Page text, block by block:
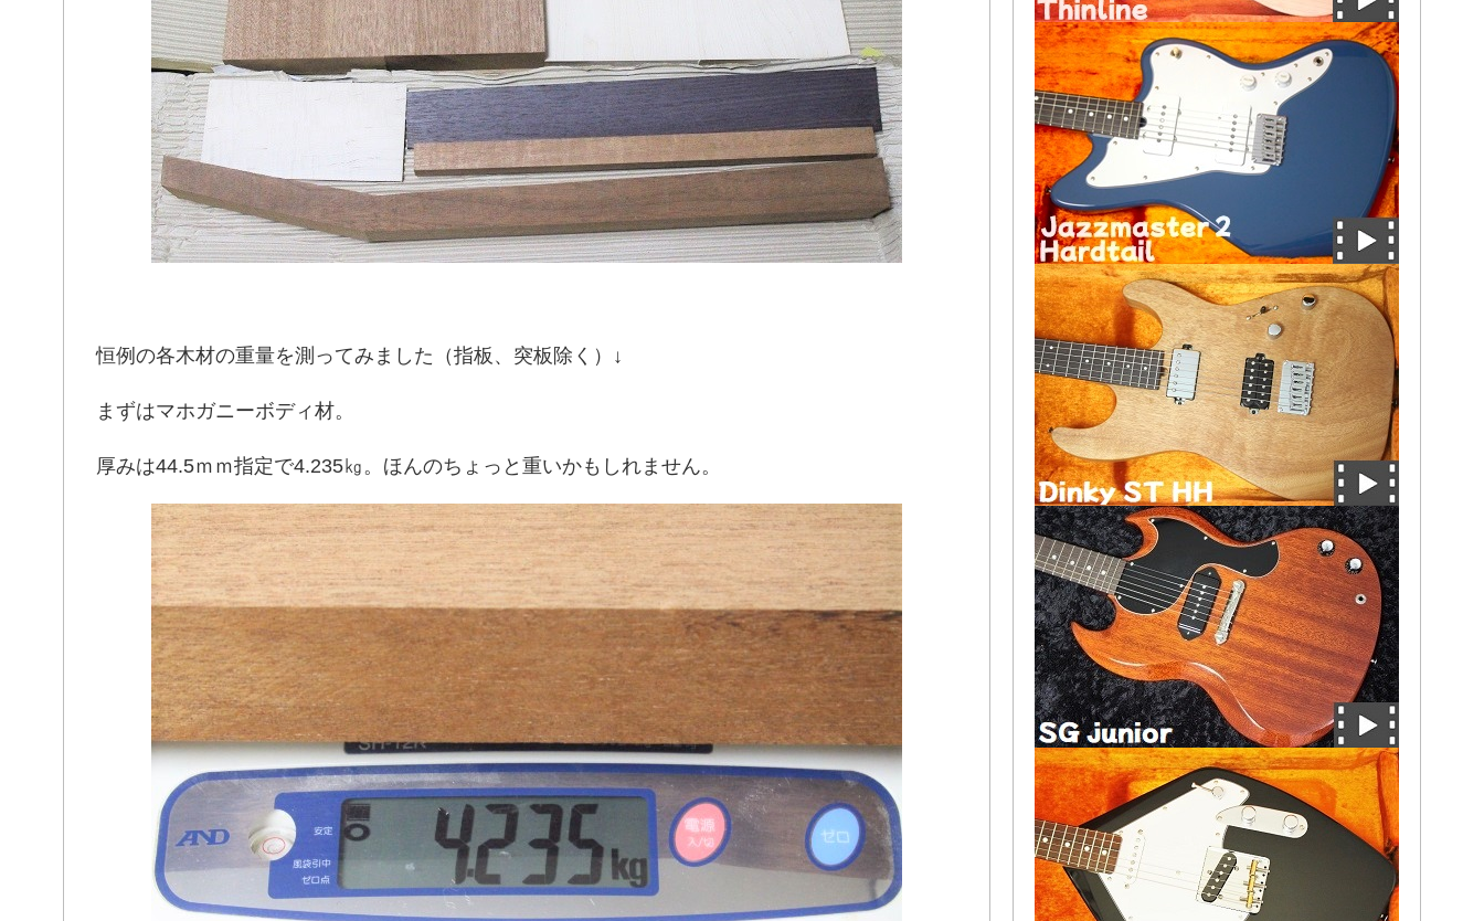
恒例の各木材の重量を測ってみました（指板、突板除く）↓
まずはマホガニーボディ材。
厚みは44.5ｍｍ指定で4.235㎏。ほんのちょっと重いかもしれません。